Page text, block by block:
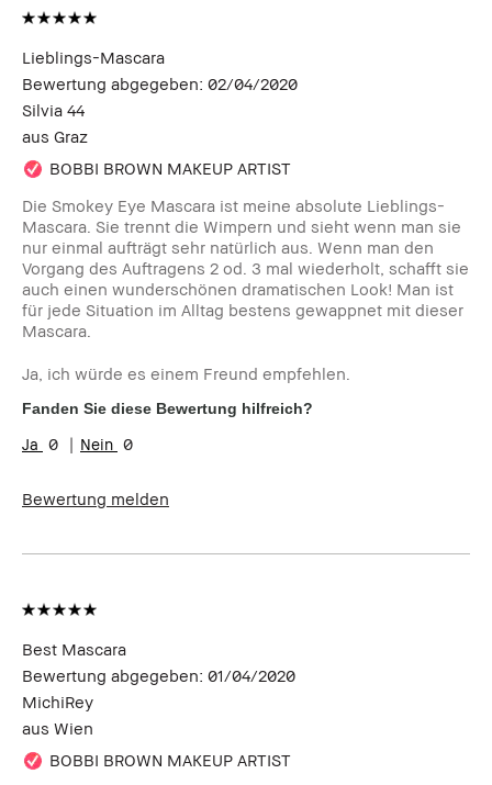
Lieblings-Mascara
Bewertung abgegeben: 02/04/2020
Silvia 44
aus Graz
BOBBI BROWN MAKEUP ARTIST
Die Smokey Eye Mascara ist meine absolute Lieblings-
Mascara. Sie trennt die Wimpern und sieht wenn man sie
nur einmal aufträgt sehr natürlich aus. Wenn man den
Vorgang des Auftragens 2 od. 3 mal wiederholt, schafft sie
auch einen wunderschönen dramatischen Look! Man ist
für jede Situation im Alltag bestens gewappnet mit dieser
Mascara.
Ja, ich würde es einem Freund empfehlen.
Fanden Sie diese Bewertung hilfreich?
0 0
Bewertung melden
Best Mascara
Bewertung abgegeben: 01/04/2020
MichiRey
aus Wien
BOBBI BROWN MAKEUP ARTIST